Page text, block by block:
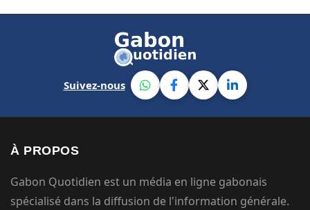
Suivez-nous
À PROPOS
Gabon Quotidien est un média en ligne gabonais
spécialisé dans la diffusion de l'information générale.